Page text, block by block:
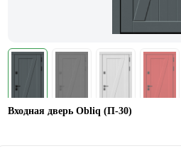
Входная дверь Obliq (П-30)